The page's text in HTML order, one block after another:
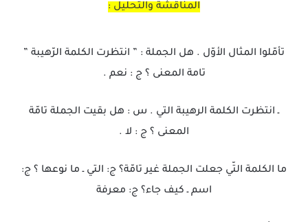
المناقشة والتّحليل :
تأمّلوا المثال الأوّل . هل الجملة : ” انتظرت الكلمة الرّهيبة ”
تامة المعنى ؟ ج : نعم .
ـ انتظرت الكلمة الرهيبة التي . س : هل بقيت الجملة تامّة
المعنى ؟ ج : لا .
ما الكلمة التّي جعلت الجملة غير تامّة؟ ج: التي ـ ما نوعها ؟ ج:
اسم ـ كيف جاء؟ ج: معرفة